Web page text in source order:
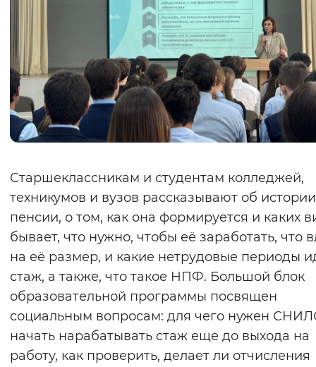
Старшеклассникам и студентам колледжей,
техникумов и вузов рассказывают об истории
пенсии, о том, как она формируется и каких
бывает, что нужно, чтобы её заработать, что
на её размер, и какие нетрудовые периоды
стаж, а также, что такое НПФ. Большой блок
образовательной программы посвящен
социальным вопросам: для чего нужен
начать нарабатывать стаж еще до выхода на
работу, как проверить, делает ли отчисления